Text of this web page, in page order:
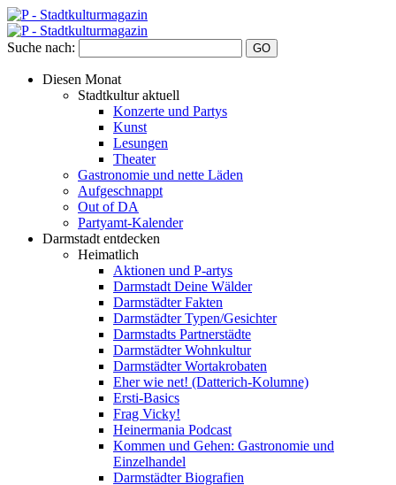
Suche nach:
Diesen Monat
Stadtkultur aktuell
Konzerte und Partys
Kunst
Lesungen
Theater
Gastronomie und nette Läden
Aufgeschnappt
Out of DA
Partyamt-Kalender
Darmstadt entdecken
Heimatlich
Aktionen und P-artys
Darmstadt Deine Wälder
Darmstädter Fakten
Darmstädter Typen/Gesichter
Darmstadts Partnerstädte
Darmstädter Wohnkultur
Darmstädter Wortakrobaten
Eher wie net! (Datterich-Kolumne)
Ersti-Basics
Frag Vicky!
Heinermania Podcast
Kommen und Gehen: Gastronomie und
Einzelhandel
Darmstädter Biografien